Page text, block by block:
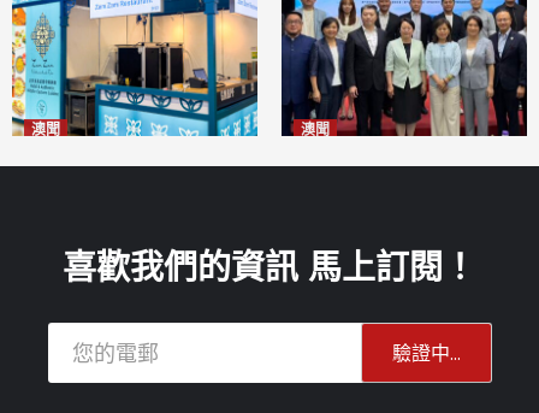
澳聞 澳聞
喜歡我們的資訊 馬上訂閱！